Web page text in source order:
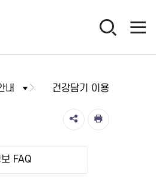
내 건강담기 이용
FAQ